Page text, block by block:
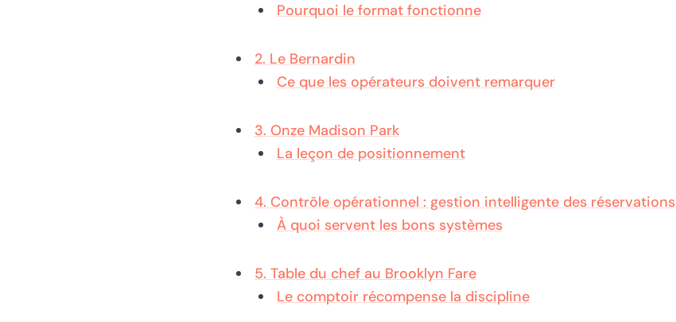
Pourquoi le format fonctionne
2. Le Bernardin
Ce que les opérateurs doivent remarquer
3. Onze Madison Park
La leçon de positionnement
4. Contrôle opérationnel : gestion intelligente des réservations
À quoi servent les bons systèmes
5. Table du chef au Brooklyn Fare
Le comptoir récompense la discipline